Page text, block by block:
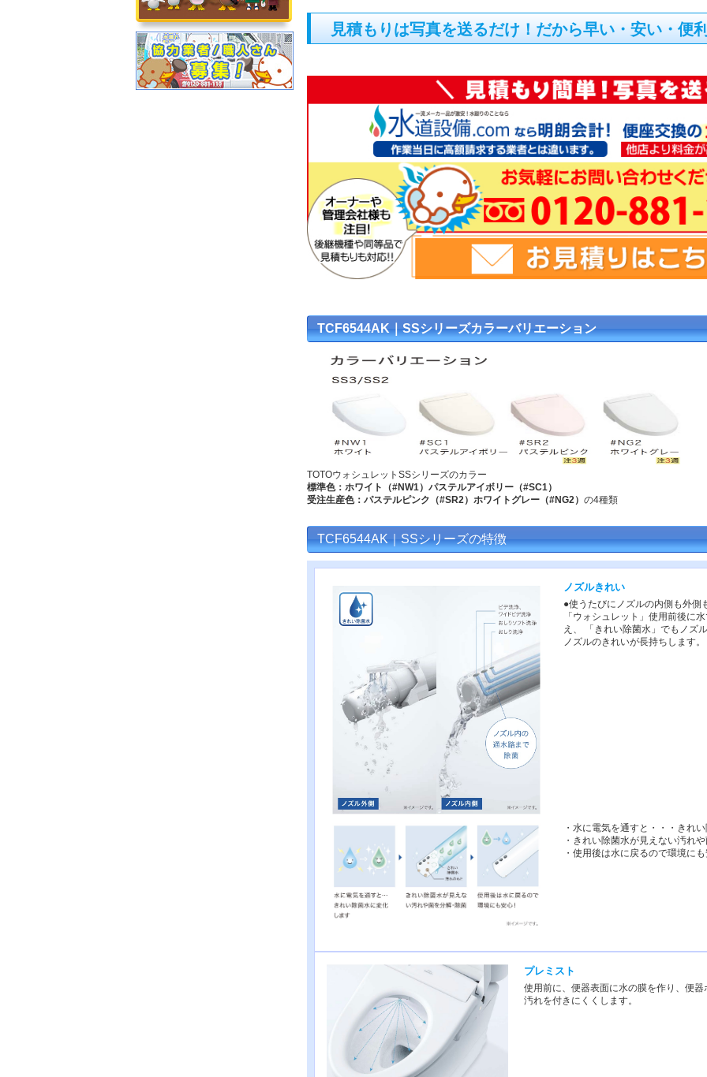
見積もりは写真を送るだけ！だから早い・安い・便
TCF6544AK｜SSシリーズカラーバリエーション
TOTOウォシュレットSSシリーズのカラー
標準色：ホワイト（#NW1）パステルアイボリー（#SC1）
受注生産色：パステルピンク（#SR2）ホワイトグレー（#NG2） の4種類
TCF6544AK｜SSシリーズの特徴
ノズルきれい
●使うたびにノズルの内側も外側
「ウォシュレット」使用前後に
え、 「きれい除菌水」でもノズ
ノズルのきれいが長持ちします。
・水に電気を通すと・・・きれ
・きれい除菌水が見えない汚れ
・使用後は水に戻るので環境に
プレミスト
使用前に、便器表面に水の膜を作り、便
汚れを付きにくくします。